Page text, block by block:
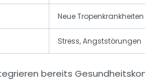
Neue Tropenkrankheiten
Stress, Angststörungen
bereits